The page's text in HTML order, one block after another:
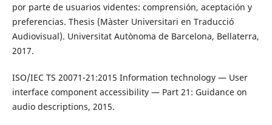
por parte de usuarios videntes: comprensión, aceptación y
preferencias. Thesis (Màster Universitari en Traducció
Audiovisual). Universitat Autònoma de Barcelona, Bellaterra,
2017.
ISO/IEC TS 20071-21:2015 Information technology — User
interface component accessibility — Part 21: Guidance on
audio descriptions, 2015.